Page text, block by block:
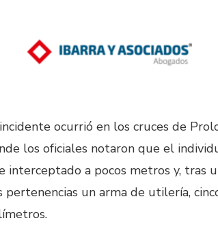
ocurrió en los cruces de
los oficiales notaron que el
interceptado a pocos metros y, tras
pertenencias un arma de utilería,